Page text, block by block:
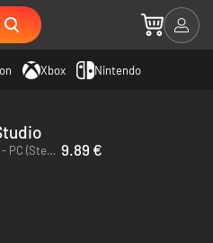
Xbox Nintendo
Survive the Fall - PC (Steam) 9.89 €